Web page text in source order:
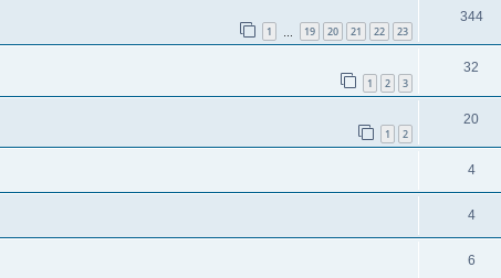
1 19 20 21 22 23
344
1 2 3
32
1 2
20
4
4
6